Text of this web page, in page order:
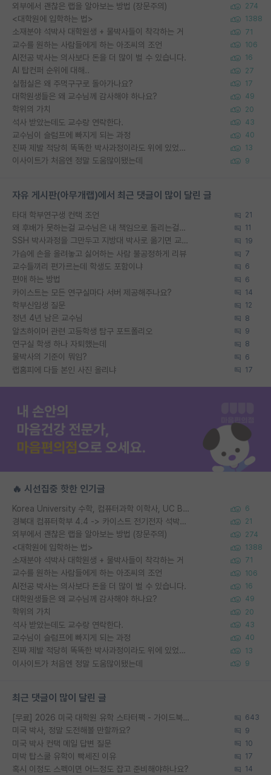
외부에서 괜찮은 랩을 알아보는 방법 (장문주의) 274
<대학원에 입학하는 법> 1388
소재분야 석박사 대학원생 + 물박사들이 착각하는 거 71
교수를 원하는 사람들에게 하는 아조씨의 조언 106
AI전공 박사는 의사보다 돈을 더 많이 벌 수 있습니다. 16
AI 탑컨퍼 순위에 대해.. 27
실험실은 왜 주먹구구로 돌아가나요? 17
대학원생들은 왜 교수님께 감사해야 하나요? 49
학위의 가치 20
석사 받았는데도 교수랑 연락한다. 43
교수님이 슬럼프에 빠지게 되는 과정 40
진짜 제발 적당히 똑똑한 박사과정이라도 위에 있었으면.. 13
이사이트가 처음엔 정말 도움많이됐는데 9
자유 게시판(아무개랩)에서 최근 댓글이 많이 달린 글
타대 학부연구생 컨택 조언 21
왜 후배가 못하는걸 교수님은 내 책임으로 돌리는걸까요? 11
SSH 박사과정을 그만두고 지방대 박사로 옮기면 교수의 꿈은 끝일까요? 19
가슴에 손을 올려놓고 싫어하는 사람 불공정하게 리뷰 7
교수들끼리 편가르는데 학생도 포함이냐 6
편애 하는 방법 6
카이스트는 모든 연구실마다 서버 제공해주나요? 14
학부신입생 질문 12
정년 4년 남은 교수님 8
알츠하이머 관련 고등학생 탐구 포트폴리오 9
연구실 학생 하나 자퇴했는데 8
물박사의 기준이 뭐임? 6
랩홈피에 다들 본인 사진 올리냐 17
🔥 시선집중 핫한 인기글
Korea University 수학, 컴퓨터과학 이학사, UC Berkeley 산업공학 대학원 공학박사가 되는 것은 쉽지 않겠죠? 6
경북대 컴퓨터학부 4.4 -> 카이스트 전기전자 석박사통합과정 합격 21
외부에서 괜찮은 랩을 알아보는 방법 (장문주의) 274
<대학원에 입학하는 법> 1388
소재분야 석박사 대학원생 + 물박사들이 착각하는 거 71
교수를 원하는 사람들에게 하는 아조씨의 조언 106
AI전공 박사는 의사보다 돈을 더 많이 벌 수 있습니다. 16
대학원생들은 왜 교수님께 감사해야 하나요? 49
학위의 가치 20
석사 받았는데도 교수랑 연락한다. 43
교수님이 슬럼프에 빠지게 되는 과정 40
진짜 제발 적당히 똑똑한 박사과정이라도 위에 있었으면.. 13
이사이트가 처음엔 정말 도움많이됐는데 9
최근 댓글이 많이 달린 글
[무료] 2026 미국 대학원 유학 스타터팩 - 가이드북 & 합격자 컨택메일 템플릿 643
미국 박사, 정말 도전해볼 만할까요? 9
미국 박사 컨택 메일 답변 질문 10
미박 탑스쿨 유학이 빡세진 이유 17
혹시 이정도 스펙이면 어느정도 잡고 준비해야하나요? 14